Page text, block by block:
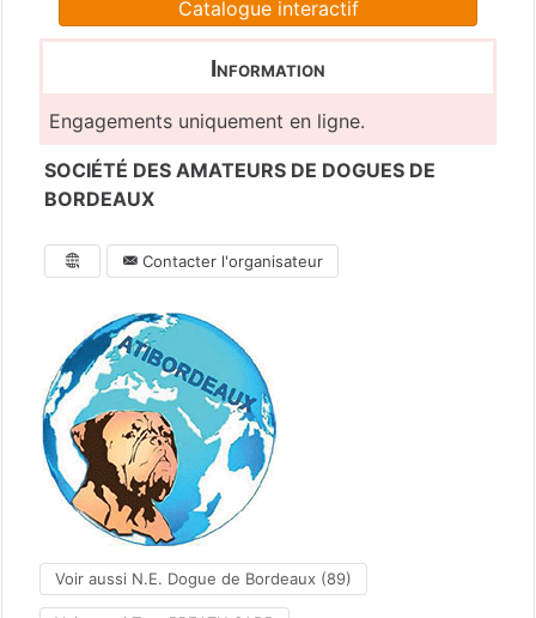
Catalogue interactif
Information
Engagements uniquement en ligne.
SOCIÉTÉ DES AMATEURS DE DOGUES DE
BORDEAUX
Contacter l'organisateur
Voir aussi N.E. Dogue de Bordeaux (89)